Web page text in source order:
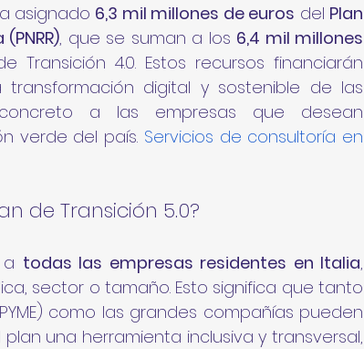
asignado 6,3 mil millones de euros del Plan
, que se suman a los 6,4 mil millones
Transición 4.0. Estos recursos financiarán
digital y sostenible de las
a las empresas que desean
verde del país. Servicios de consultoría en
de Transición 5.0?
todas las empresas residentes en Italia,
sector o tamaño. Esto significa que tanto
como las grandes compañías pueden
una herramienta inclusiva y transversal,